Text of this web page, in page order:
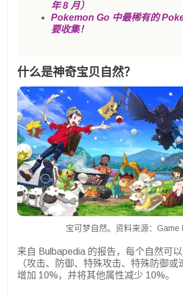
年 8 月）
Pokemon Go 中最稀有的
要收集！
什么是神奇宝贝自然？
宝可梦自然。资料来源：Game
来自 Bulbapedia 的报告，每个自然可
（攻击、防御、特殊攻击、特殊防御或
增加 10%，并将其他属性减少 10%。